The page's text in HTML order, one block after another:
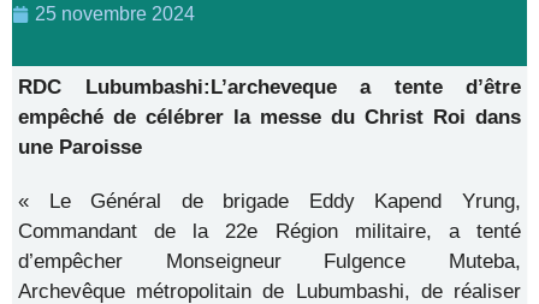
25 novembre 2024
RDC Lubumbashi:L’archeveque a tente d’être
empêché de célébrer la messe du Christ Roi dans
une Paroisse
« Le Général de brigade Eddy Kapend Yrung,
Commandant de la 22e Région militaire, a tenté
d’empêcher Monseigneur Fulgence Muteba,
Archevêque métropolitain de Lubumbashi, de réaliser